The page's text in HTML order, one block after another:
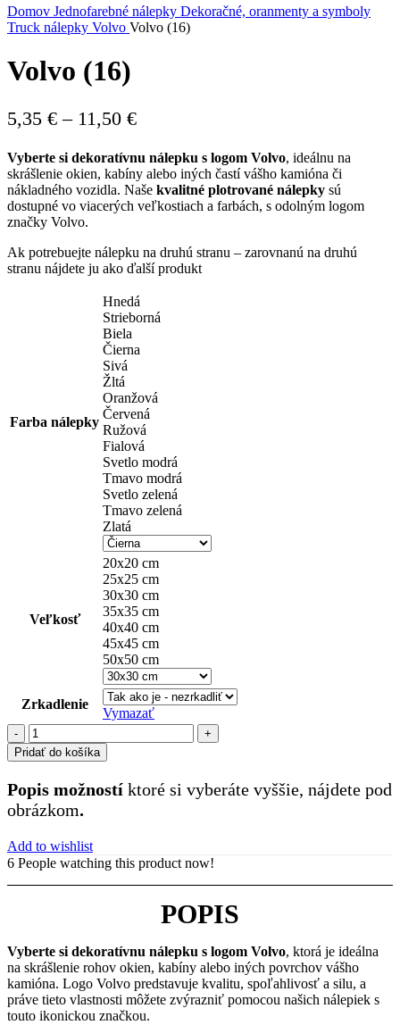
Domov Jednofarebné nálepky Dekoračné, oranmenty a symboly
Truck nálepky Volvo Volvo (16)
Volvo (16)
5,35 € – 11,50 €Price
5,35 €
through
11,50 €
Vyberte si dekoratívnu nálepku s logom Volvo, ideálnu na
skrášlenie okien, kabíny alebo iných častí vášho kamióna či
nákladného vozidla. Naše kvalitné plotrované nálepky sú
dostupné vo viacerých veľkostiach a farbách, s odolným logom
značky Volvo.
Ak potrebuejte nálepku na druhú stranu – zarovnanú na druhú
stranu nájdete ju ako ďalší produkt
Farba nálepky
Hnedá
Strieborná
Biela
Čierna
Sivá
Žltá
Oranžová
Červená
Ružová
Fialová
Svetlo modrá
Tmavo modrá
Svetlo zelená
Tmavo zelená
Zlatá
Veľkosť
20x20 cm
25x25 cm
30x30 cm
35x35 cm
40x40 cm
45x45 cm
50x50 cm
Zrkadlenie
Vymazať
množstvo
Volvo
(16)
Pridať do košíka
Popis možností ktoré si vyberáte vyššie, nájdete pod
obrázkom.
Add to wishlist
6 People watching this product now!
POPIS
Vyberte si dekoratívnu nálepku s logom Volvo, ktorá je ideálna
na skrášlenie rohov okien, kabíny alebo iných povrchov vášho
kamióna. Logo Volvo predstavuje kvalitu, spoľahlivosť a silu, a
práve tieto vlastnosti môžete zvýrazniť pomocou našich nálepiek s
touto ikonickou značkou.